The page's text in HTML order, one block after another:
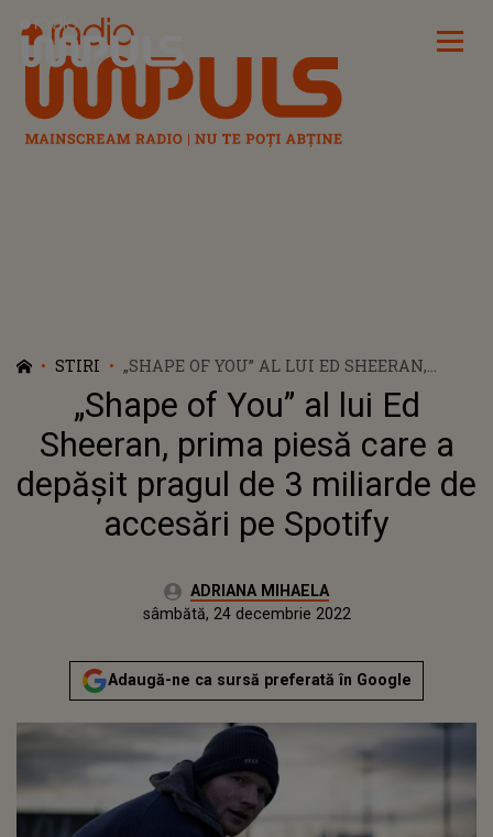
Radio Impuls
STIRI
„SHAPE OF YOU” AL LUI ED SHEERAN,
PRIMA PIESĂ CARE A DEPĂŞIT PRAGUL DE
3 MILIARDE DE ACCESĂRI PE SPOTIFY
„Shape of You” al lui Ed
Sheeran, prima piesă care a
depăşit pragul de 3 miliarde de
accesări pe Spotify
Autor:ADRIANA MIHAELA
vineri, 24 decembrie 2021
Actualizat:
sâmbătă, 24 decembrie 2022
Adaugă-ne ca sursă preferată în Google